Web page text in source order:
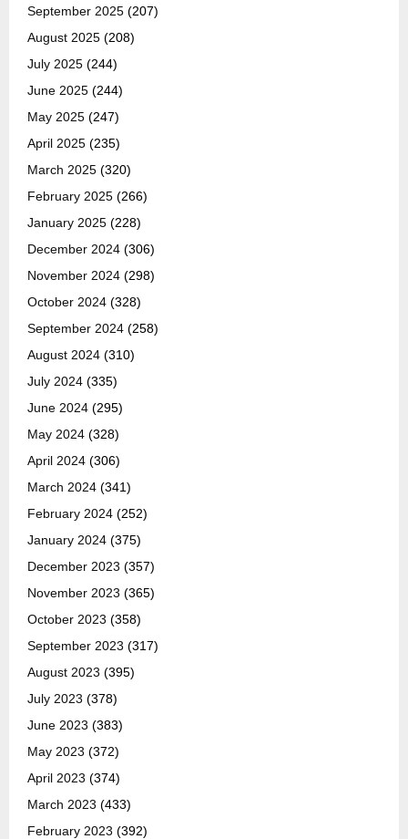
September 2025 (207)
August 2025 (208)
July 2025 (244)
June 2025 (244)
May 2025 (247)
April 2025 (235)
March 2025 (320)
February 2025 (266)
January 2025 (228)
December 2024 (306)
November 2024 (298)
October 2024 (328)
September 2024 (258)
August 2024 (310)
July 2024 (335)
June 2024 (295)
May 2024 (328)
April 2024 (306)
March 2024 (341)
February 2024 (252)
January 2024 (375)
December 2023 (357)
November 2023 (365)
October 2023 (358)
September 2023 (317)
August 2023 (395)
July 2023 (378)
June 2023 (383)
May 2023 (372)
April 2023 (374)
March 2023 (433)
February 2023 (392)